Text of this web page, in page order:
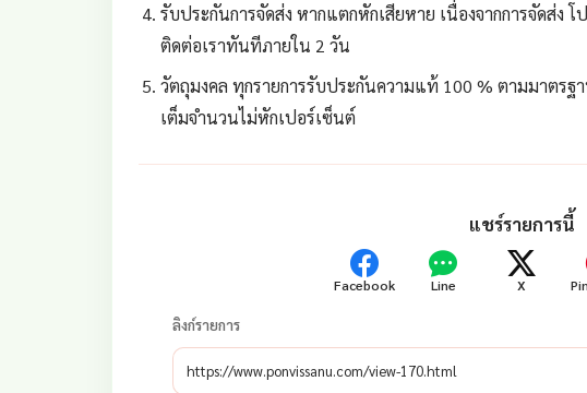
รับประกันการจัดส่ง หากแตกหักเสียหาย เนื่องจากการจัดส่ง
ติดต่อเราทันทีภายใน 2 วัน
วัตถุมงคล ทุกรายการรับประกันความแท้ 100 % ตามมาตร
เต็มจำนวนไม่หักเปอร์เซ็นต์
แชร์รายการนี้
Facebook Line X
ลิงก์รายการ